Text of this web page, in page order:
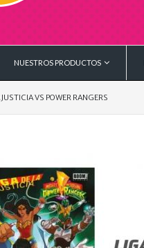
NUESTROS PRODUCTOS
VS POWER RANGERS